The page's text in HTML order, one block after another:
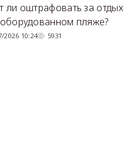
ли оштрафовать за отдых
пляже?
2026 10:24 5931